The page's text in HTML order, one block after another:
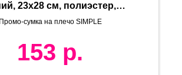
23х28 см, полиэстер,
шелкография
Промо-сумка на плечо SIMPLE
153 р.